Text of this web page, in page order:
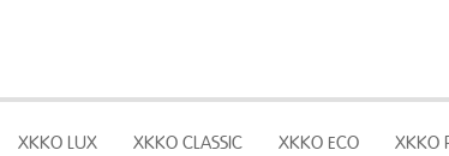
XKKO LUX XKKO CLASSIC XKKO ECO XKKO